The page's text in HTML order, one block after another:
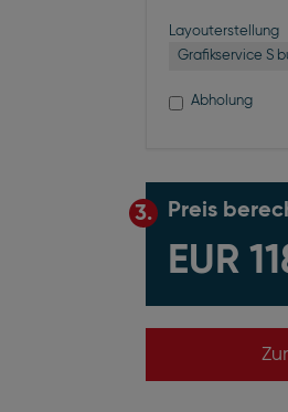
Layouterstellung
Grafikservice S
Abholung
3. Preis
EUR